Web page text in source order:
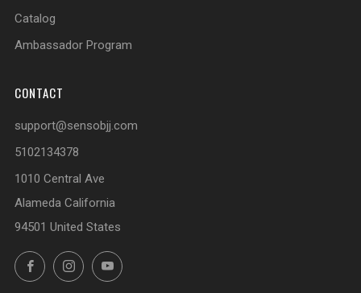
Catalog
Ambassador Program
CONTACT
support@sensobjj.com
5102134378
1010 Central Ave
Alameda California
94501 United States
FacebookInstagramYouTube